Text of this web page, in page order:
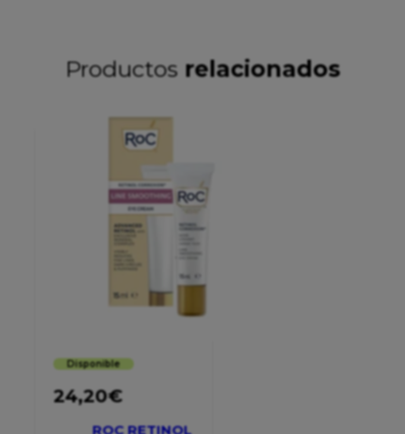
Productos relacionados
Disponible
24,20€
ROC RETINOL